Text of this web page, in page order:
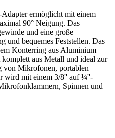
ermöglicht mit einem
90° Neigung. Das
und eine große
und bequemes Feststellen. Das
Konterring aus Aluminium
aus Metall und ideal zur
von Mikrofonen, portablen
wird mit einem 3/8'' auf ¼''-
Spinnen und